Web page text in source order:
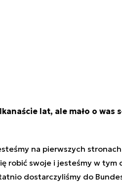
lat, ale mało o was
na pierwszych
robić swoje i jesteśmy w
dostarczyliśmy do